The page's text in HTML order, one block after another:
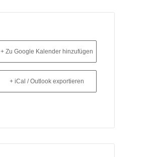
+ Zu Google Kalender hinzufügen
+ iCal / Outlook exportieren